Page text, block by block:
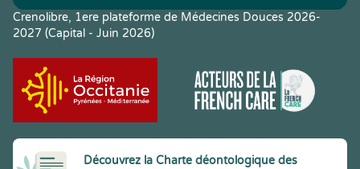
Crenolibre, 1ere plateforme de Médecines Douces 2026-
2027 (Capital - Juin 2026)
Découvrez la Charte déontologique des